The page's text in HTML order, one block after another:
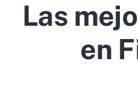
Las
en